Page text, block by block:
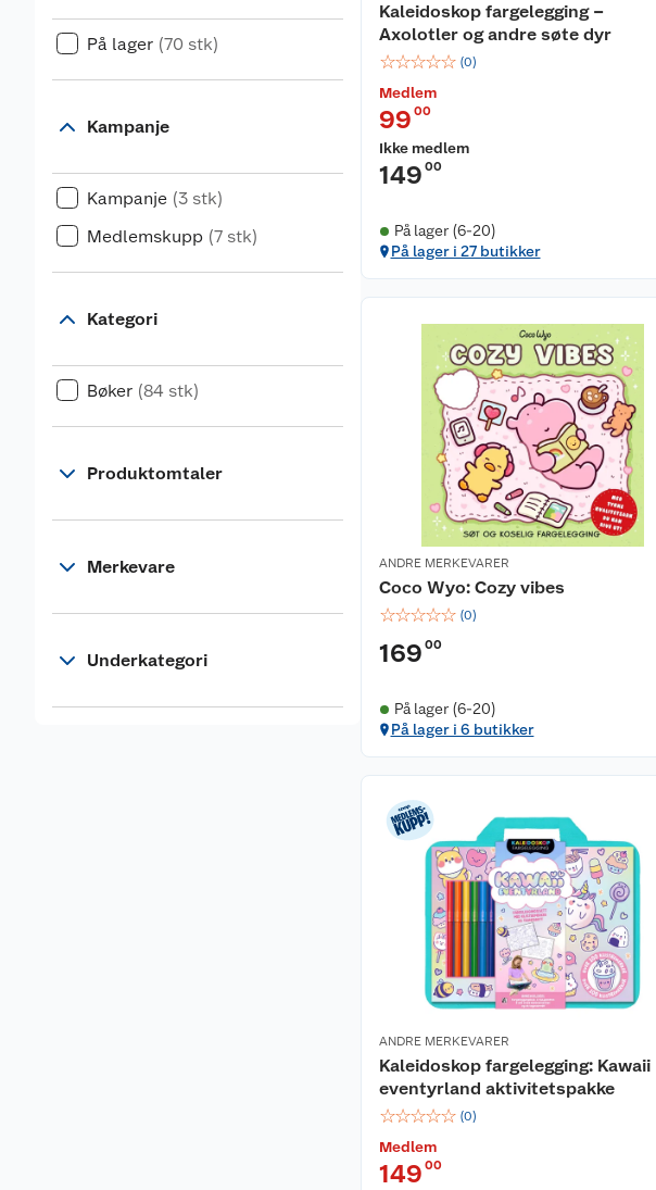
På lager (70 stk)
Kampanje
Kampanje (3 stk)
Medlemskupp (7 stk)
Kategori
Bøker (84 stk)
Produktomtaler
Merkevare
Underkategori
Kaleidoskop fargelegging –
Axolotler og andre søte dyr
☆☆☆☆☆ (0)
Medlem
99 00
Ikke medlem
149 00
På lager (6-20)
På lager i 27 butikker
ANDRE MERKEVARER
Coco Wyo: Cozy vibes
☆☆☆☆☆ (0)
169 00
På lager (6-20)
På lager i 6 butikker
ANDRE MERKEVARER
Kaleidoskop fargelegging: Kawaii
eventyrland aktivitetspakke
☆☆☆☆☆ (0)
Medlem
149 00